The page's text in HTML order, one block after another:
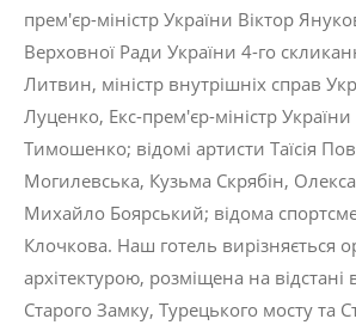
прем'єр-міністр України Віктор
Верховної Ради України 4-го
Литвин, міністр внутрішніх справ
Луценко, Екс-прем'єр-міністр
Тимошенко; відомі артисти Таїсія
Могилевська, Кузьма Скрябін,
Михайло Боярський; відома
Клочкова. Наш готель вирізняється
архітектурою, розміщена на відстані
Старого Замку, Турецького мосту та